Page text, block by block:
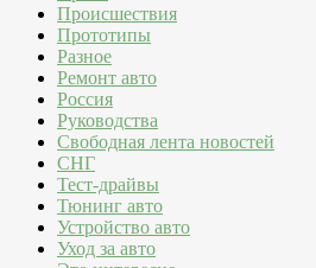
Происшествия
Прототипы
Разное
Ремонт авто
Россия
Руководства
Свободная лента новостей
СНГ
Тест-драйвы
Тюнинг авто
Устройство авто
Уход за авто